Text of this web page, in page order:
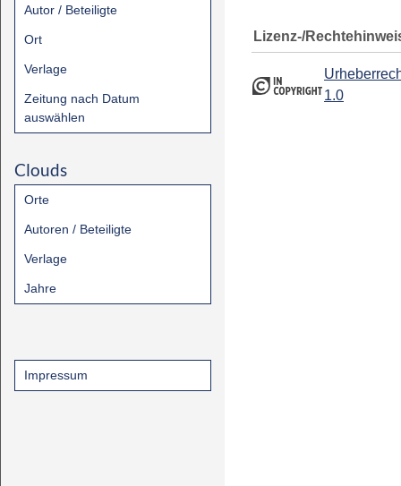
Autor / Beteiligte
Ort
Verlage
Zeitung nach Datum
auswählen
Clouds
Orte
Autoren / Beteiligte
Verlage
Jahre
Impressum
Lizenz-/
1.0